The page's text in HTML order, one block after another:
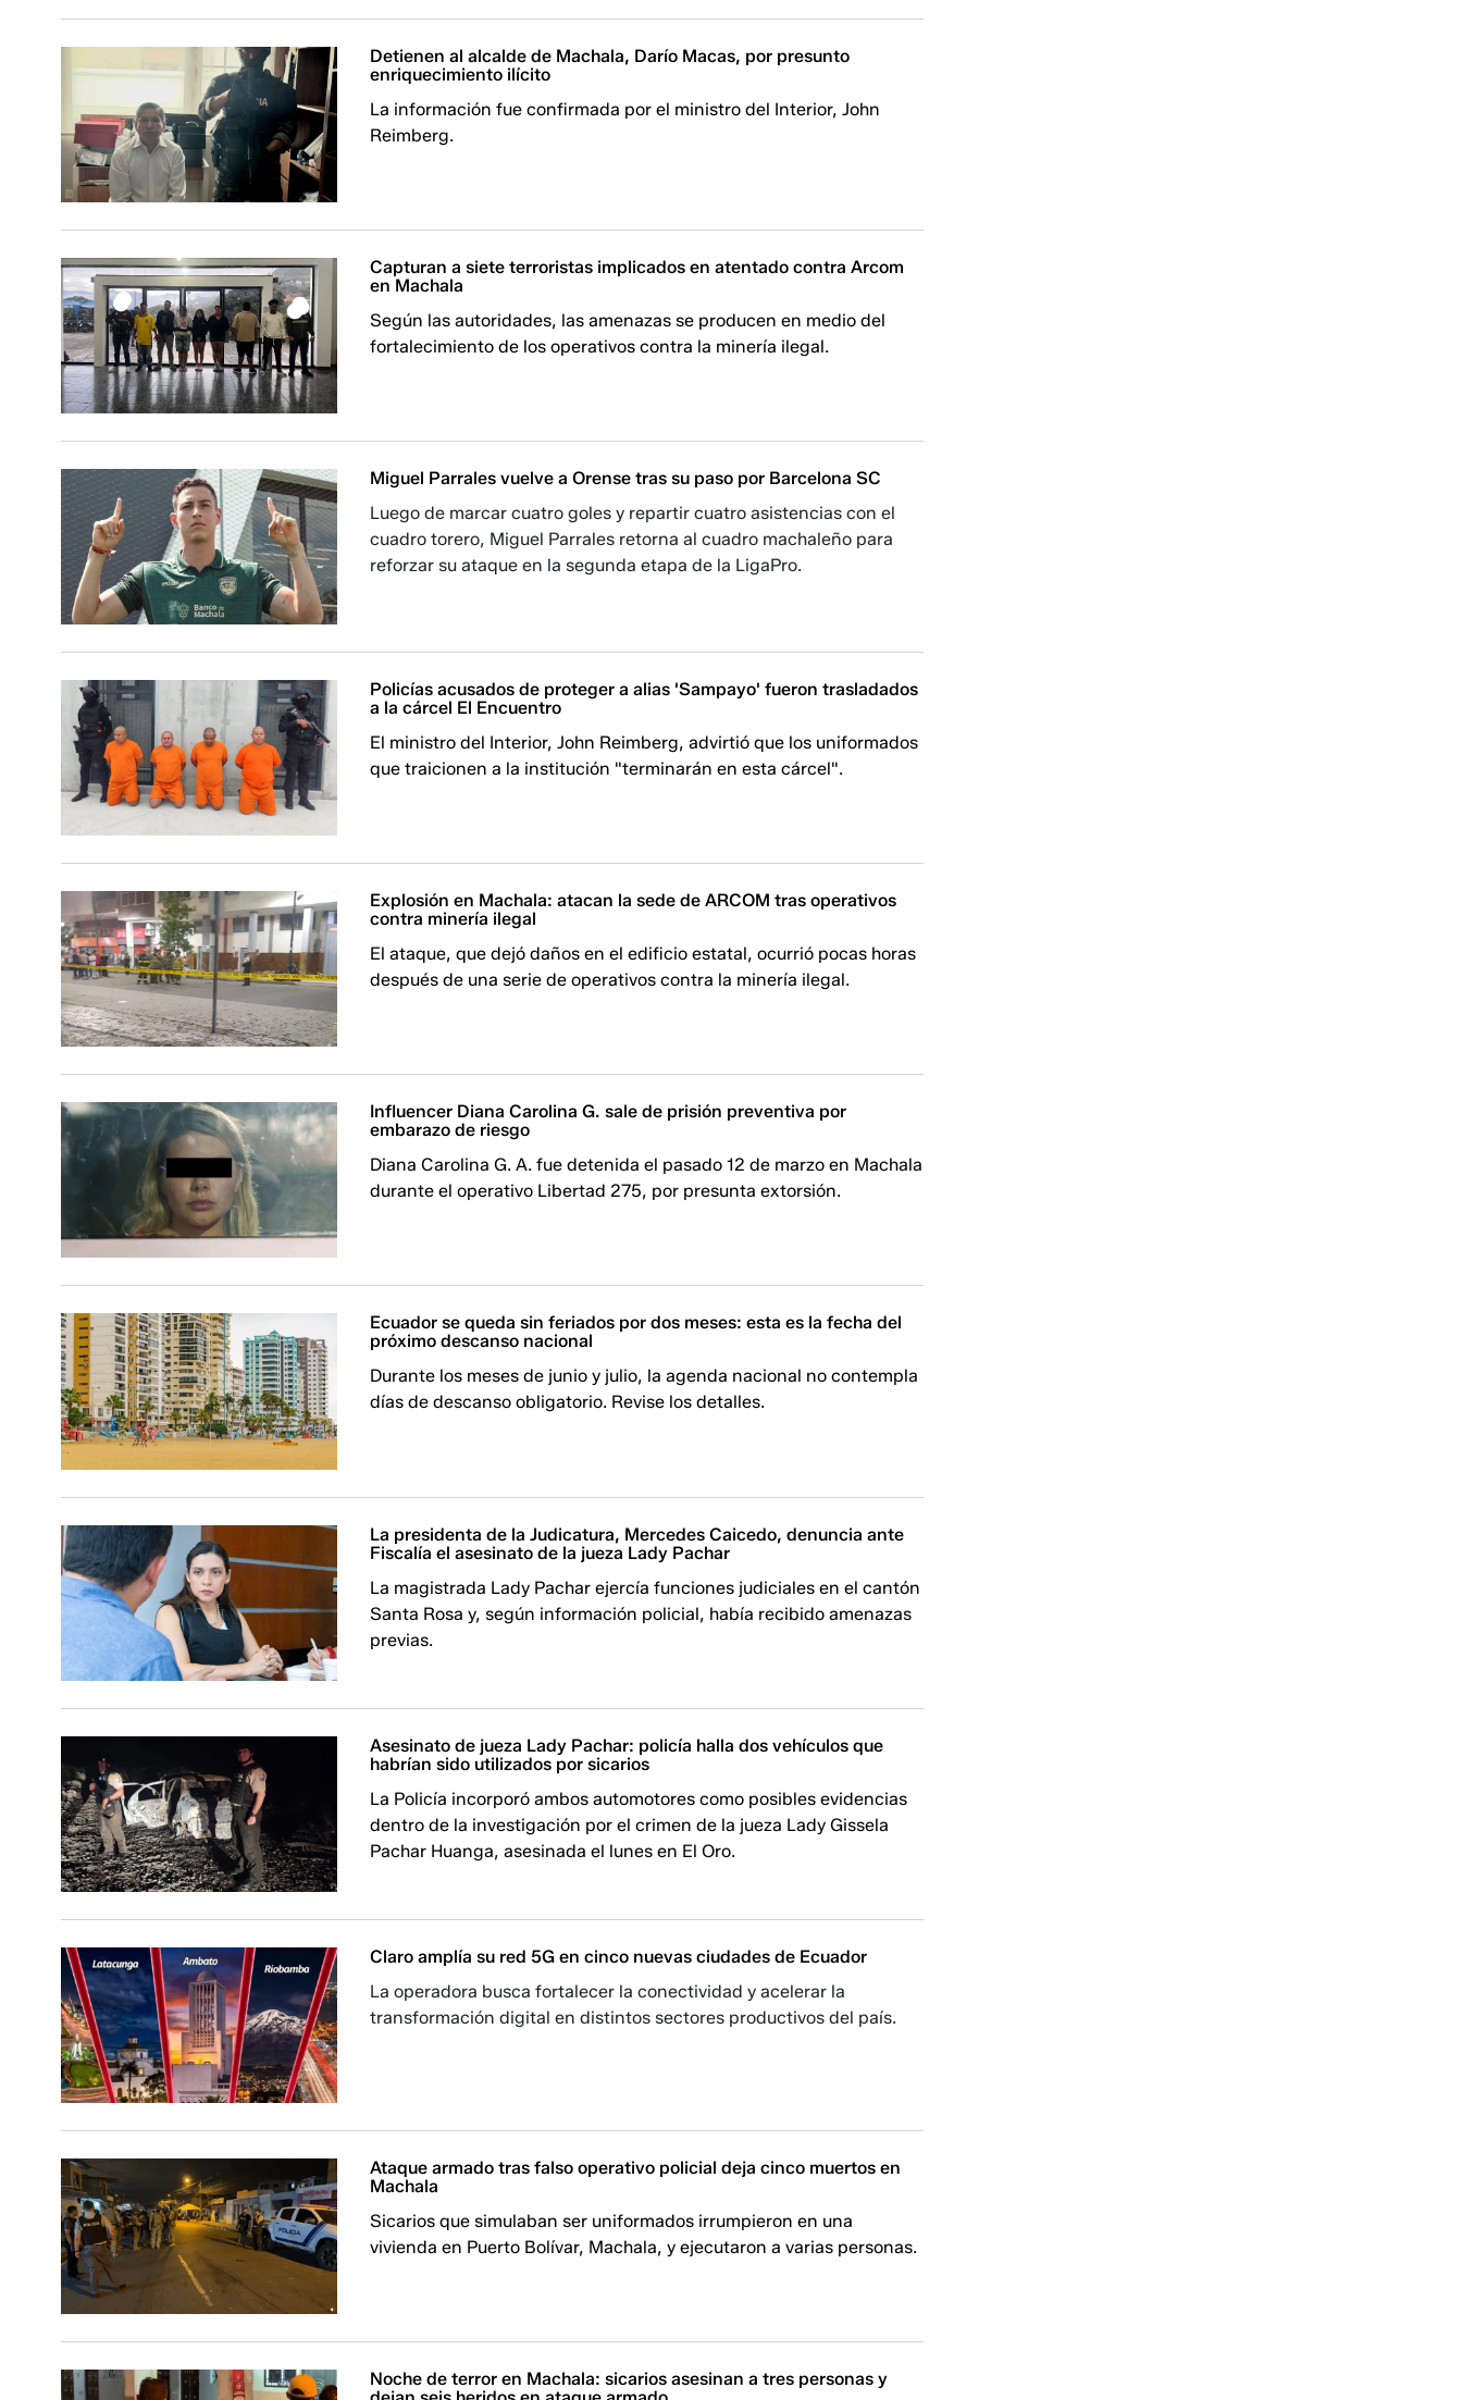
Detienen al alcalde de Machala, Darío Macas, por presunto
enriquecimiento ilícito
La información fue confirmada por el ministro del Interior, John
Reimberg.
Capturan a siete terroristas implicados en atentado contra Arcom
en Machala
Según las autoridades, las amenazas se producen en medio del
fortalecimiento de los operativos contra la minería ilegal.
Miguel Parrales vuelve a Orense tras su paso por Barcelona SC
Luego de marcar cuatro goles y repartir cuatro asistencias con el
cuadro torero, Miguel Parrales retorna al cuadro machaleño para
reforzar su ataque en la segunda etapa de la LigaPro.
Policías acusados de proteger a alias 'Sampayo' fueron trasladados
a la cárcel El Encuentro
El ministro del Interior, John Reimberg, advirtió que los uniformados
que traicionen a la institución "terminarán en esta cárcel".
Explosión en Machala: atacan la sede de ARCOM tras operativos
contra minería ilegal
El ataque, que dejó daños en el edificio estatal, ocurrió pocas horas
después de una serie de operativos contra la minería ilegal.
Influencer Diana Carolina G. sale de prisión preventiva por
embarazo de riesgo
Diana Carolina G. A. fue detenida el pasado 12 de marzo en Machala
durante el operativo Libertad 275, por presunta extorsión.
Ecuador se queda sin feriados por dos meses: esta es la fecha del
próximo descanso nacional
Durante los meses de junio y julio, la agenda nacional no contempla
días de descanso obligatorio. Revise los detalles.
La presidenta de la Judicatura, Mercedes Caicedo, denuncia ante
Fiscalía el asesinato de la jueza Lady Pachar
La magistrada Lady Pachar ejercía funciones judiciales en el cantón
Santa Rosa y, según información policial, había recibido amenazas
previas.
Asesinato de jueza Lady Pachar: policía halla dos vehículos que
habrían sido utilizados por sicarios
La Policía incorporó ambos automotores como posibles evidencias
dentro de la investigación por el crimen de la jueza Lady Gissela
Pachar Huanga, asesinada el lunes en El Oro.
Claro amplía su red 5G en cinco nuevas ciudades de Ecuador
La operadora busca fortalecer la conectividad y acelerar la
transformación digital en distintos sectores productivos del país.
Ataque armado tras falso operativo policial deja cinco muertos en
Machala
Sicarios que simulaban ser uniformados irrumpieron en una
vivienda en Puerto Bolívar, Machala, y ejecutaron a varias personas.
Noche de terror en Machala: sicarios asesinan a tres personas y